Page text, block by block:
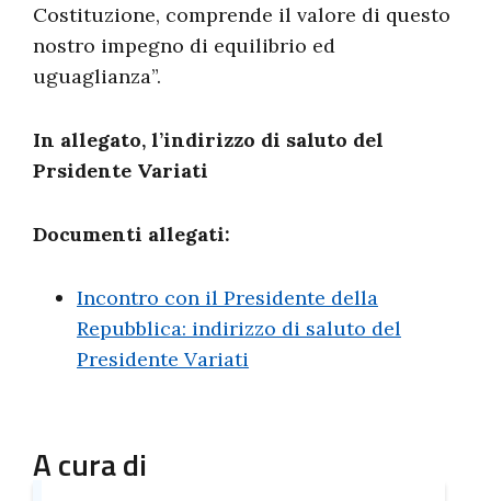
Costituzione, comprende il valore di questo
nostro impegno di equilibrio ed
uguaglianza”.
In allegato, l’indirizzo di saluto del
Prsidente Variati
Documenti allegati:
Incontro con il Presidente della
Repubblica: indirizzo di saluto del
Presidente Variati
A cura di